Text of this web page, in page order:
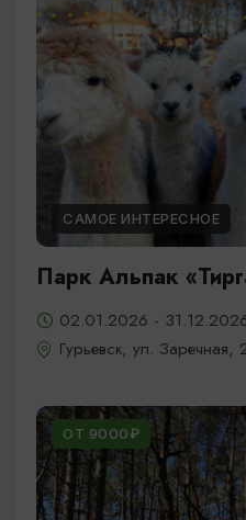
САМОЕ ИНТЕРЕСНОЕ
Парк Альпак
02.01.2026 -
Гурьевск, ул. Заречная,
ОТ 9000₽